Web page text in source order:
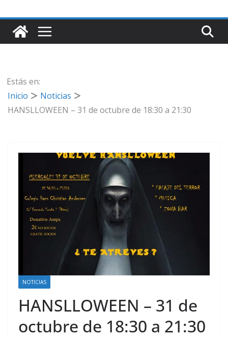
Estás en:
Inicio
Noticias
HANSLLOWEEN – 31 de octubre de 18:30 a 21:30
NOTICIAS
HANSLLOWEEN – 31 de
octubre de 18:30 a 21:30